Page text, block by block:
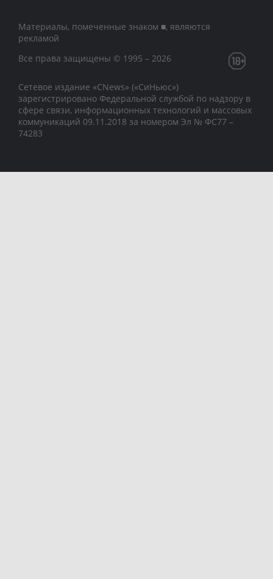
Материалы, помеченные знаком ■, являются
рекламой
Все права защищены © 1995 – 2026
Сетевое издание «CNews» («СиНьюс»)
зарегистрировано Федеральной службой по надзору в
сфере связи, информационных технологий и массовых
коммуникаций 09.11.2018 за номером Эл № ФС77 –
74283